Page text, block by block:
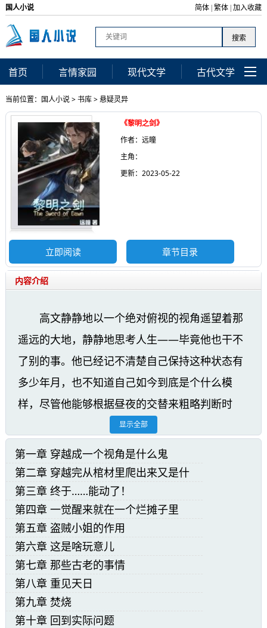
国人小说 简体 |繁体 |加入收藏
首页 言情家园 现代文学 古代文学
当前位置： 国人小说>书库>悬疑灵异
《黎明之剑》
作者：远瞳
主角：
更新：2023-05-22
立即阅读 章节目录
内容介绍
高文静静地以一个绝对俯视的视角遥望着那
遥远的大地，静静地思考人生——毕竟他也干不
了别的事。他已经记不清楚自己保持这种状态有
多少年月，也不知道自己如今到底是个什么模
样，尽管他能够根据昼夜的交替来粗略判断时
间，但说实话——在昼夜交替进行了数十万次之
后他也就懒得去计算了。
黎明之剑精彩阅读章节：
“辛苦了，拜伦骑士，”瑞贝卡垂下眼皮，以
掩饰自己眼中的疲惫，“我们至少能喘口气了。”
随后她回过头，打量着身边仅剩的几个人：
三名士兵正在举着火把警戒四周，赫蒂姑妈则手
托着一个燃烧的火球认真打量着石厅尽头的墙
壁，而那个稀里糊涂跟过来的小侍女贝蒂则紧握
显示全部
第一章 穿越成一个视角是什么鬼
第二章 穿越完从棺材里爬出来又是什
么鬼
第三章 终于……能动了！
第四章 一觉醒来就在一个烂摊子里
第五章 盗贼小姐的作用
第六章 这是啥玩意儿
第七章 那些古老的事情
第八章 重见天日
第九章 焚烧
第十章 回到实际问题